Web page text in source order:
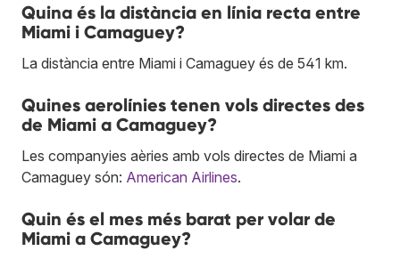
Quina és la distància en línia recta entre
Miami i Camaguey?
La distància entre Miami i Camaguey és de 541 km.
Quines aerolínies tenen vols directes des
de Miami a Camaguey?
Les companyies aèries amb vols directes de Miami a
Camaguey són: American Airlines.
Quin és el mes més barat per volar de
Miami a Camaguey?